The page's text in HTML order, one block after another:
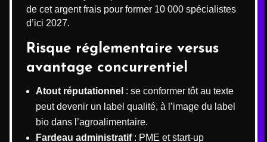
de cet argent frais pour former 10 000 spécialistes
d’ici 2027.
Risque réglementaire versus
avantage concurrentiel
Atout réputationnel : se conformer tôt au texte
peut devenir un label qualité, à l’image du label
bio dans l’agroalimentaire.
Fardeau administratif: PME et start-up